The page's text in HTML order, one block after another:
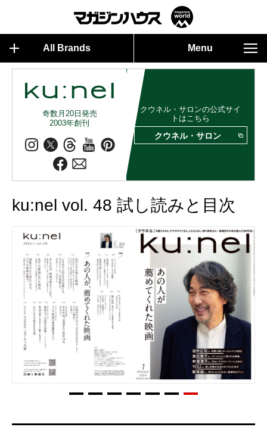
All Brands Menu
奇数月20日発売
2003年創刊
クウネル・サロンの公式サイ
トはこちら
クウネル・サロン
ku:nel vol. 48 試し読みと目次